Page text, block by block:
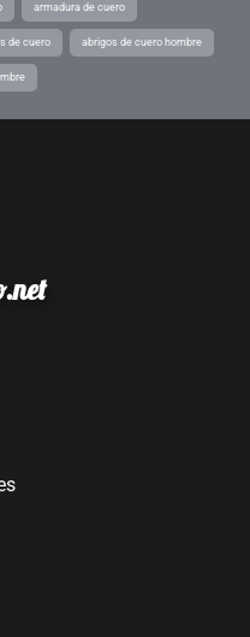
armadura de cuero
de cuero abrigos de cuero hombre